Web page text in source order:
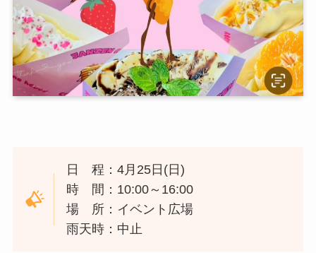
日 程：4月25日(日)
時 間：10:00～16:00
場 所：イベント広場
雨天時：中止